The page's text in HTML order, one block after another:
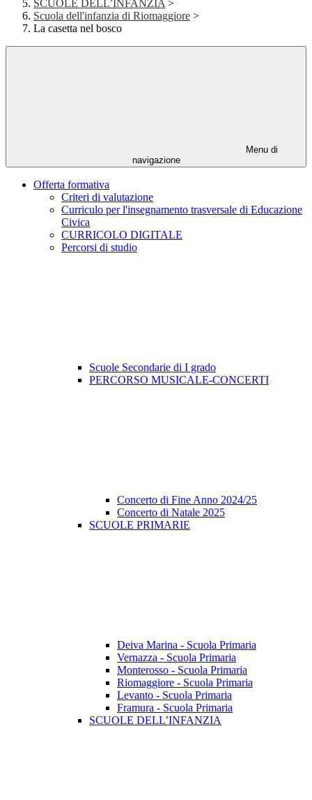
SCUOLE DELL’INFANZIA >
Scuola dell'infanzia di Riomaggiore >
La casetta nel bosco
Menu di
navigazione
Offerta formativa
Criteri di valutazione
Curriculo per l'insegnamento trasversale di Educazione
Civica
CURRICOLO DIGITALE
Percorsi di studio
Scuole Secondarie di I grado
PERCORSO MUSICALE-CONCERTI
Concerto di Fine Anno 2024/25
Concerto di Natale 2025
SCUOLE PRIMARIE
Deiva Marina - Scuola Primaria
Vernazza - Scuola Primaria
Monterosso - Scuola Primaria
Riomaggiore - Scuola Primaria
Levanto - Scuola Primaria
Framura - Scuola Primaria
SCUOLE DELL’INFANZIA